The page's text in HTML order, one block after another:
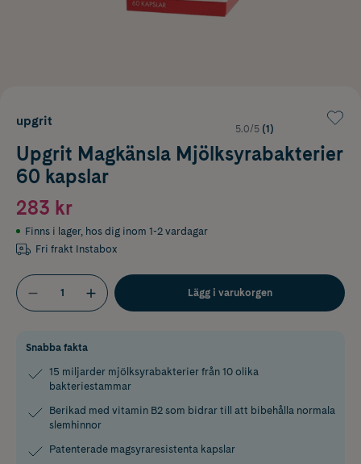
upgrit
5.0/5 (1)
Upgrit Magkänsla Mjölksyrabakterier
60 kapslar
283 kr
Finns i lager, hos dig inom 1-2 vardagar
Fri frakt Instabox
Lägg i varukorgen
Snabba fakta
15 miljarder mjölksyrabakterier från 10 olika
bakteriestammar
Berikad med vitamin B2 som bidrar till att bibehålla normala
slemhinnor
Patenterade magsyraresistenta kapslar